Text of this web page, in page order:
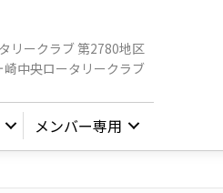
リークラブ 第2780地区
崎中央ロータリークラブ
メンバー専用